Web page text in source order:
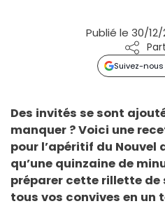
Publié le 30/
Suivez-
Des invités se sont
manquer ? Voici une
pour l’apéritif du Nouvel
qu’une quinzaine de
préparer cette rillette de
tous vos convives en un